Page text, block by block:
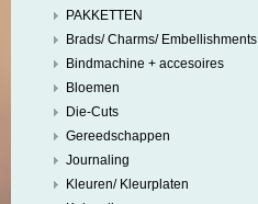
PAKKETTEN
Brads/ Charms/ Embellishments
Bindmachine + accesoires
Bloemen
Die-Cuts
Gereedschappen
Journaling
Kleuren/ Kleurplaten